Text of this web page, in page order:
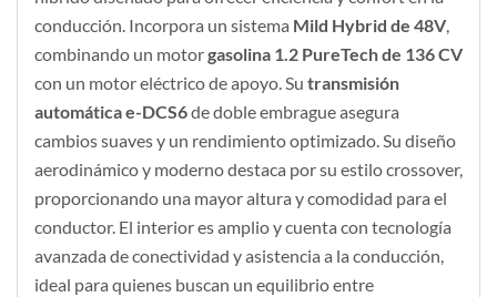
conducción. Incorpora un sistema Mild Hybrid de 48V,
combinando un motorgasolina 1.2 PureTech de 136 CV
con un motor eléctrico de apoyo. Su transmisión
automática e-DCS6de doble embrague asegura
cambios suaves y un rendimiento optimizado. Su diseño
aerodinámico y moderno destaca por su estilo crossover,
proporcionando una mayor altura y comodidad para el
conductor. El interior es amplio y cuenta con tecnología
avanzada de conectividad y asistencia a la conducción,
ideal para quienes buscan un equilibrio entre